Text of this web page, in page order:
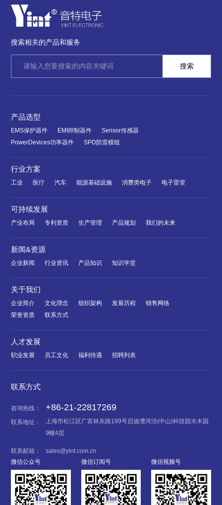
搜索相关的产品和服务
产品选型
EMS保护器件 EMI抑制器件
Sensor传感器
PowerDevices功率器件
SPD防雷模组
行业方案
工业 医疗 汽车 能源基础设施 消费类电子 电子雷管
可持续发展
产业布局 专利资质 生产管理 产品规划 我们的未来
新闻&资源
企业新闻 行业资讯 产品知识 知识学堂
关于我们
企业简介 文化理念 组织架构 发展历程
销售网络
荣誉资质
联系方式
人才发展
职业发展 员工文化 福利待遇 招聘列表
联系方式
咨询热线： +86-21-22817269
联系地址：
上海市松江区广富林东路199号启迪漕河泾(中山)科技园水木园
9幢4层
联系邮箱：
sales@yint.com.cn
微信公众号
微信订阅号 微信视频号